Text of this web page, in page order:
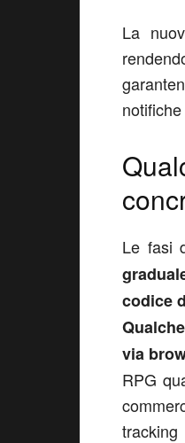
La
Le fasi
codice
via
RPG